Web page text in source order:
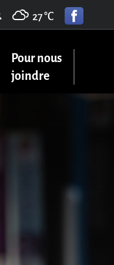
27 °C
Pour nous
joindre